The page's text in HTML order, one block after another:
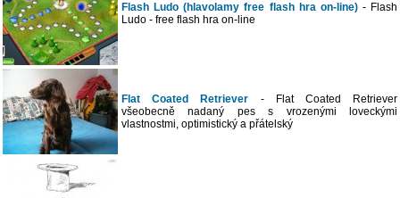
Flash Ludo (hlavolamy free flash hra on-line)- Flash
Ludo - free flash hra on-line
Flat Coated Retriever - Flat Coated Retriever
všeobecně nadaný pes s vrozenými loveckými
vlastnostmi, optimistický a přátelský